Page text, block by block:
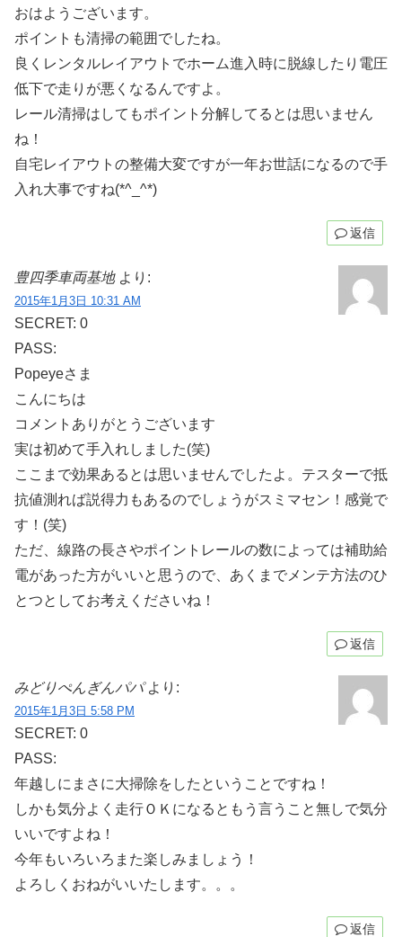
おはようございます。
ポイントも清掃の範囲でしたね。
良くレンタルレイアウトでホーム進入時に脱線したり電圧
低下で走りが悪くなるんですよ。
レール清掃はしてもポイント分解してるとは思いません
ね！
自宅レイアウトの整備大変ですが一年お世話になるので手
入れ大事ですね(*^_^*)
返信
豊四季車両基地 より:
2015年1月3日 10:31 AM
SECRET: 0
PASS:
Popeyeさま
こんにちは
コメントありがとうございます
実は初めて手入れしました(笑)
ここまで効果あるとは思いませんでしたよ。テスターで抵
抗値測れば説得力もあるのでしょうがスミマセン！感覚で
す！(笑)
ただ、線路の長さやポイントレールの数によっては補助給
電があった方がいいと思うので、あくまでメンテ方法のひ
とつとしてお考えくださいね！
返信
みどりぺんぎんパパ より:
2015年1月3日 5:58 PM
SECRET: 0
PASS:
年越しにまさに大掃除をしたということですね！
しかも気分よく走行ＯＫになるともう言うこと無しで気分
いいですよね！
今年もいろいろまた楽しみましょう！
よろしくおねがいいたします。。。
返信